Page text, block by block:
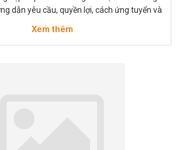
dẫn yêu cầu, quyền lợi, cách ứng tuyển và
Xem thêm